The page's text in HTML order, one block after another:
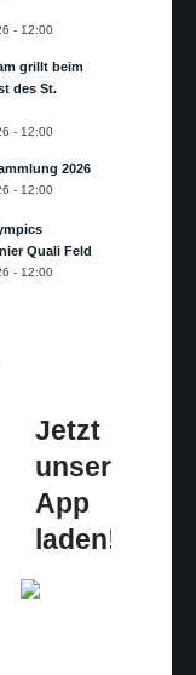
- 12:00
grillt beim
des St.
- 12:00
2026
- 12:00
Quali Feld
- 12:00
Jetzt
unsere
App
laden!